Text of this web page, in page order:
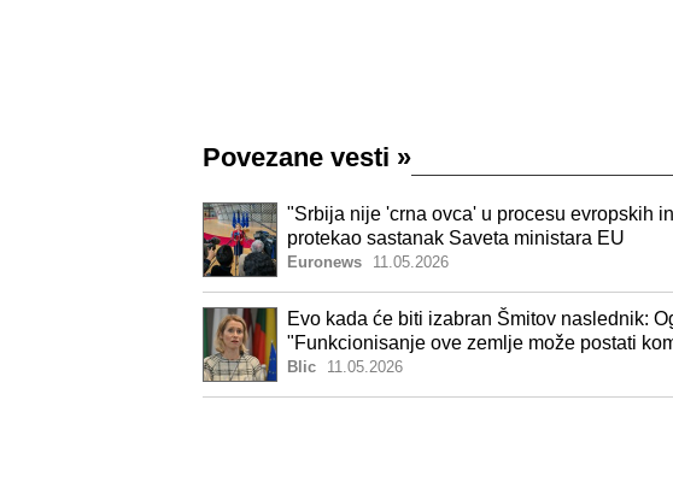
Povezane vesti »
"Srbija nije 'crna ovca' u procesu evropskih
protekao sastanak Saveta ministara EU
Euronews 11.05.2026
Evo kada će biti izabran Šmitov naslednik:
"Funkcionisanje ove zemlje može postati
Blic 11.05.2026